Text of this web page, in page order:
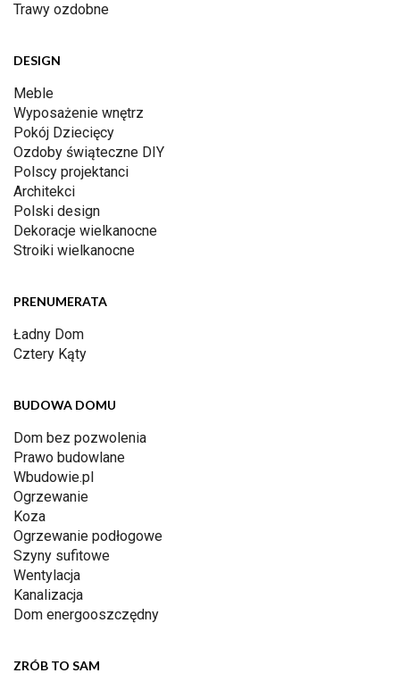
Trawy ozdobne
DESIGN
Meble
Wyposażenie wnętrz
Pokój Dziecięcy
Ozdoby świąteczne DIY
Polscy projektanci
Architekci
Polski design
Dekoracje wielkanocne
Stroiki wielkanocne
PRENUMERATA
Ładny Dom
Cztery Kąty
BUDOWA DOMU
Dom bez pozwolenia
Prawo budowlane
Wbudowie.pl
Ogrzewanie
Koza
Ogrzewanie podłogowe
Szyny sufitowe
Wentylacja
Kanalizacja
Dom energooszczędny
ZRÓB TO SAM